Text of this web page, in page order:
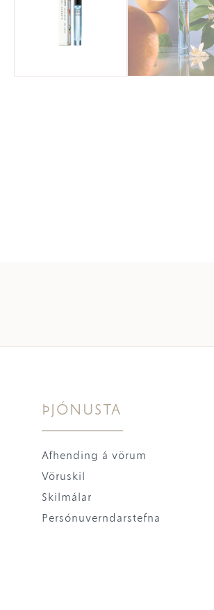
ÞJÓNUSTA
Afhending á vörum
Vöruskil
Skilmálar
Persónuverndarstefna